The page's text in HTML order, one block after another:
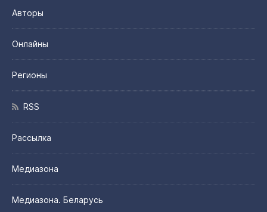
Авторы
Онлайны
Регионы
RSS
Рассылка
Медиазона
Медиазона. Беларусь